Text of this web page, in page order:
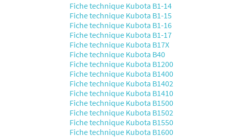
Fiche technique Kubota B1-14
Fiche technique Kubota B1-15
Fiche technique Kubota B1-16
Fiche technique Kubota B1-17
Fiche technique Kubota B17X
Fiche technique Kubota B40
Fiche technique Kubota B1200
Fiche technique Kubota B1400
Fiche technique Kubota B1402
Fiche technique Kubota B1410
Fiche technique Kubota B1500
Fiche technique Kubota B1502
Fiche technique Kubota B1550
Fiche technique Kubota B1600